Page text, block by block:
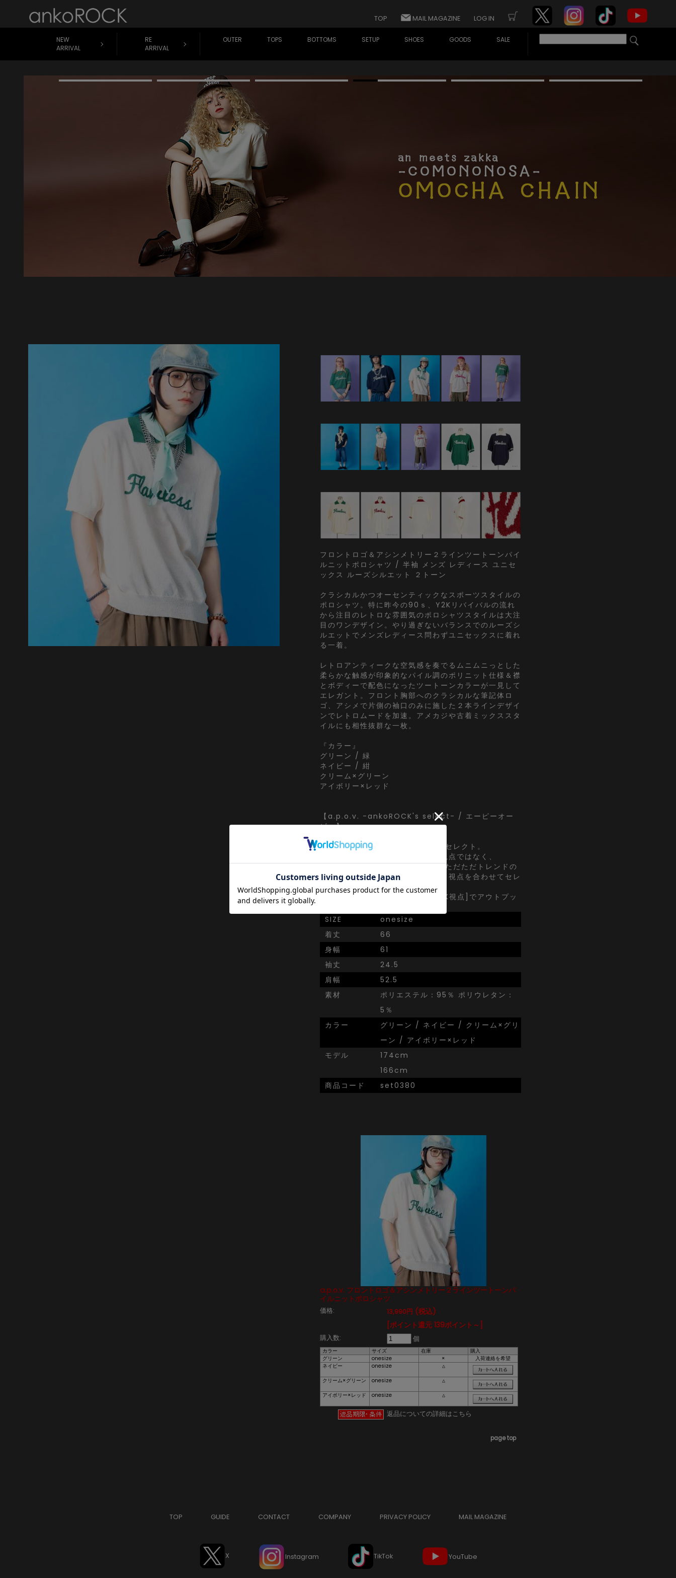
TOP MAIL MAGAZINE LOG IN
NEW
ARRIVAL
RE
ARRIVAL
OUTER TOPS BOTTOMS SETUP SHOES GOODS SALE
フロントロゴ＆アシンメトリー２ラインツートーンパイ
ルニットポロシャツ / 半袖 メンズ レディース ユニセ
ックス ルーズシルエット ２トーン
クラシカルかつオーセンティックなスポーツスタイルの
ポロシャツ。特に昨今の90ｓ、Y2Kリバイバルの流れ
から注目のレトロな雰囲気のポロシャツスタイルは大注
目のワンデザイン。やり過ぎないバランスでのルーズシ
ルエットでメンズレディース問わずユニセックスに着れ
る一着。
レトロアンティークな空気感を奏でるムニムニっとした
柔らかな触感が印象的なパイル調のポリニット仕様＆襟
とボディーで配色になったツートーンカラーが一見して
エレガント。フロント胸部へのクラシカルな筆記体ロ
ゴ、アシメで片側の袖口のみに施した２本ラインデザイ
ンでレトロムードを加速。アメカジや古着ミックススタ
イルにも相性抜群な一枚。
『カラー』
グリーン / 緑
ネイビー / 紺
クリーム×グリーン
アイボリー×レッド
【a.p.o.v. -ankoROCK's select- / エーピーオー
ビー】
[ankoROCK視点]をコンセプトにセレクト。
既存ブランドイメージの延長での視点ではなく、
[ankoROCK]を定点に、あくまでただただトレンドの
移り変わりを眺めながらぼんやりと視点を合わせてセレ
クト。
ぼーっとインプット、[ankoROCK視点]でアウトプッ
SIZE
onesize
着丈
66
身幅
61
袖丈
24.5
肩幅
52.5
素材
ポリエステル：95％ ポリウレタン：
5％
カラー
グリーン / ネイビー / クリーム×グリ
ーン / アイボリー×レッド
モデル
174cm
166cm
商品コード
set0380
a.p.o.v. フロントロゴ＆アシンメトリー２ラインツートーンパ
イルニットポロシャツ
価格: 13,990円 (税込)
[ポイント還元 139ポイント～]
購入数: 個
カラー サイズ 在庫
購入
グリーン
onesize ×
入荷連絡を希望
ネイビー
onesize
△
クリーム×グリーン
onesize
△
アイボリー×レッド
onesize △
返品についての詳細はこちら
page top
TOP GUIDE CONTACT COMPANY PRIVACY POLICY MAIL MAGAZINE
X Instagram TikTok YouTube